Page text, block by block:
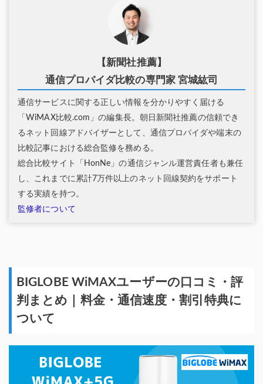
【新聞社推薦】
通信プロバイダ比較の専門家 宮城紘司
通信サービスに関する正しい情報を分かりやすく届ける
「WiMAX比較.com」の編集長。朝日新聞社推薦の信頼でき
るネット回線アドバイザーとして、通信プロバイダや端末の
比較記事における総合監修を務める。
総合比較サイト「HonNe」の通信ジャンル運営責任者も兼任
し、これまでに累計7万件以上のネット回線契約をサポート
する実績を持つ。
監修者について
BIGLOBE WiMAXユーザーの口コミ・評
判まとめ｜料金・通信速度・割引特典に
ついて